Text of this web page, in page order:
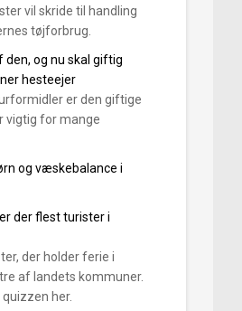
vil skride til handling
tøjforbrug.
den, og nu skal giftig
hesteejer
er den giftige
vigtig for mange
og væskebalance i
der flest turister i
der holder ferie i
af landets kommuner.
quizzen her.